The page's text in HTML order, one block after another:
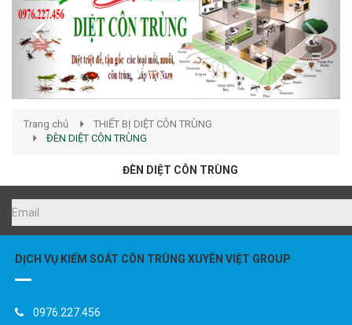
Trang chủ
THIẾT BỊ DIỆT CÔN TRÙNG
ĐÈN DIỆT CÔN TRÙNG
ĐÈN DIỆT CÔN TRÙNG
DỊCH VỤ KIỂM SOÁT CÔN TRÙNG XUYÊN VIỆT GROUP
0976.227.456